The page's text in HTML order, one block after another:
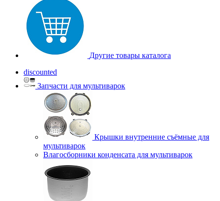
Другие товары каталога
discounted
Запчасти для мультиварок
Крышки внутренние съёмные для
мультиварок
Влагосборники конденсата для мультиварок